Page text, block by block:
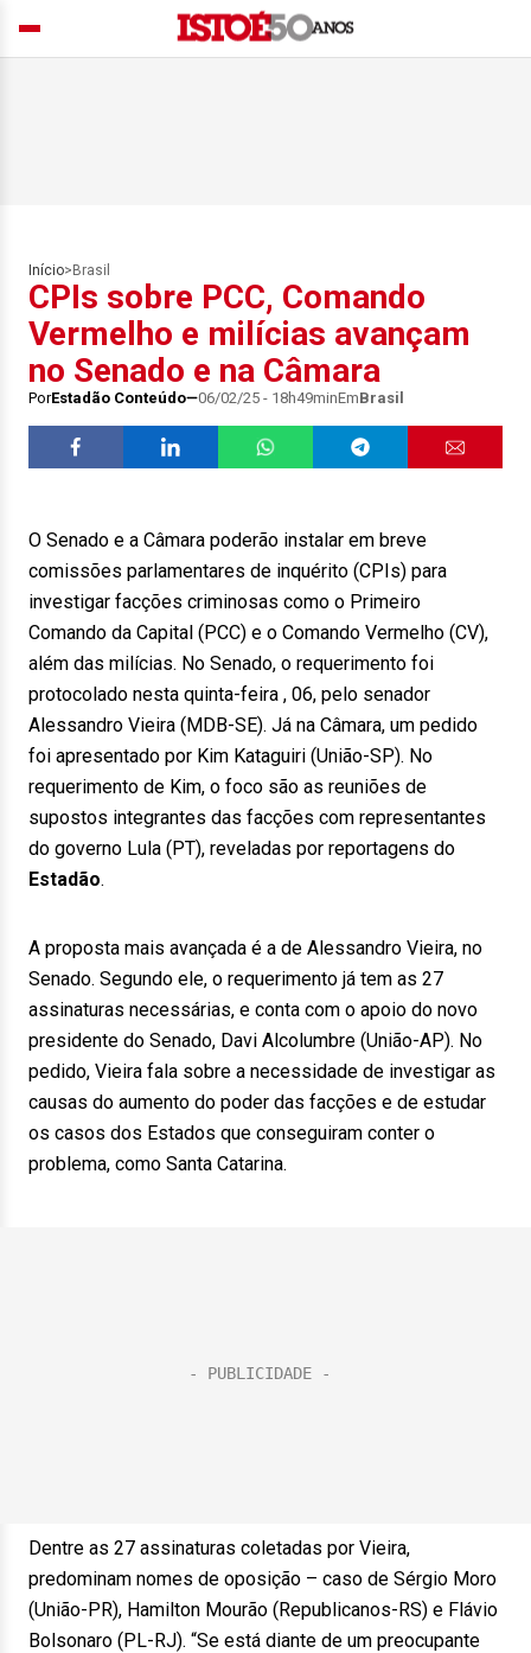
Início> Brasil
CPIs sobre PCC, Comando
Vermelho e milícias avançam
no Senado e na Câmara
PorEstadão Conteúdo 06/02/25 - 18h49minEmBrasil
O Senado e a Câmara poderão instalar em breve
comissões parlamentares de inquérito (CPIs) para
investigar facções criminosas como o Primeiro
Comando da Capital (PCC) e o Comando Vermelho (CV),
além das milícias. No Senado, o requerimento foi
protocolado nesta quinta-feira , 06, pelo senador
Alessandro Vieira (MDB-SE). Já na Câmara, um pedido
foi apresentado por Kim Kataguiri (União-SP). No
requerimento de Kim, o foco são as reuniões de
supostos integrantes das facções com representantes
do governo Lula (PT), reveladas por reportagens do
Estadão.
A proposta mais avançada é a de Alessandro Vieira, no
Senado. Segundo ele, o requerimento já tem as 27
assinaturas necessárias, e conta com o apoio do novo
presidente do Senado, Davi Alcolumbre (União-AP). No
pedido, Vieira fala sobre a necessidade de investigar as
causas do aumento do poder das facções e de estudar
os casos dos Estados que conseguiram conter o
problema, como Santa Catarina.
Dentre as 27 assinaturas coletadas por Vieira,
predominam nomes de oposição – caso de Sérgio Moro
(União-PR), Hamilton Mourão (Republicanos-RS) e Flávio
Bolsonaro (PL-RJ). “Se está diante de um preocupante